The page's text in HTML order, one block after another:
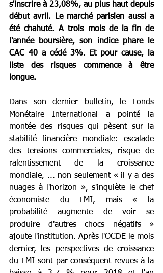
s'inscrire à 23,08%, au plus haut depuis
début avril. Le marché parisien aussi a
été chahuté. A trois mois de la fin de
l'année boursière, son indice phare le
CAC 40 a cédé 3%. Et pour cause, la
liste des risques commence à être
longue.
Dans son dernier bulletin, le Fonds
Monétaire International a pointé la
montée des risques qui pèsent sur la
stabilité financière mondiale: escalade
des tensions commerciales, risque de
ralentissement de la croissance
mondiale, ... non seulement « il y a des
nuages à l'horizon », s'inquiète le chef
économiste du FMI, mais « la
probabilité augmente de voir se
produire d'autres chocs négatifs »
ajoute l'institution. Après l'OCDE le mois
dernier, les perspectives de croissance
du FMI sont par conséquent revues à la